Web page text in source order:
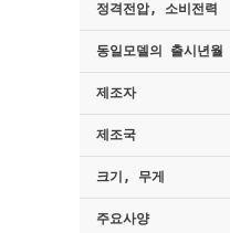
정격전압, 소비전력
동일모델의 출시년월
제조자
제조국
크기, 무게
주요사양